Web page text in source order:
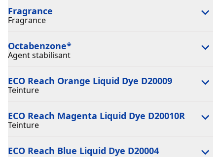
Fragrance
Fragrance
Octabenzone*
Agent stabilisant
ECO Reach Orange Liquid Dye D20009
Teinture
ECO Reach Magenta Liquid Dye D20010R
Teinture
ECO Reach Blue Liquid Dye D20004